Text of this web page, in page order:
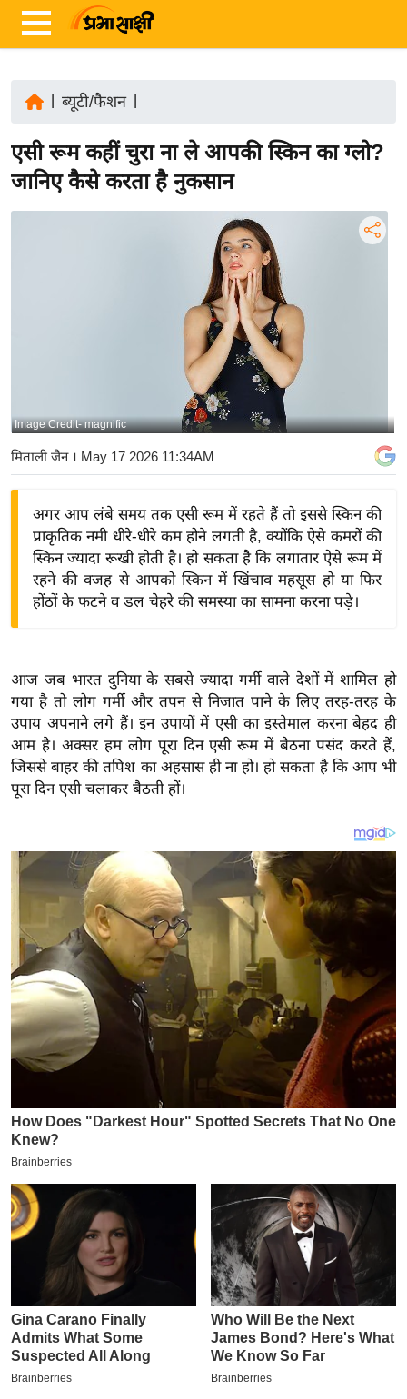
ज़ा
ख
य
बि
ज़
द्यो
त
वि
शे
ष
ज्ञ
रा
ब
ज
खे
ल
क्रि
के
ट
I
P
2
0
2
6
क्रा
इ
-
पे
प
ब्यूटी/फैशन|
एसी रूम कहीं चुरा ना ले आपकी स्किन का ग्लो?
जानिए कैसे करता है नुकसान
Image Credit- magnific
मिताली जैन। May 17 2026 11:34AM
अगर आप लंबे समय तक एसी रूम में रहते हैं तो इससे स्किन की
प्राकृतिक नमी धीरे-धीरे कम होने लगती है, क्योंकि ऐसे कमरों की
स्किन ज्यादा रूखी होती है। हो सकता है कि लगातार ऐसे रूम में
रहने की वजह से आपको स्किन में खिंचाव महसूस हो या फिर
होंठों के फटने व डल चेहरे की समस्या का सामना करना पड़े।
आज जब भारत दुनिया के सबसे ज्यादा गर्मी वाले देशों में शामिल हो
गया है तो लोग गर्मी और तपन से निजात पाने के लिए तरह-तरह के
उपाय अपनाने लगे हैं। इन उपायों में एसी का इस्तेमाल करना बेहद ही
आम है। अक्सर हम लोग पूरा दिन एसी रूम में बैठना पसंद करते हैं,
जिससे बाहर की तपिश का अहसास ही ना हो। हो सकता है कि आप भी
पूरा दिन एसी चलाकर बैठती हों।